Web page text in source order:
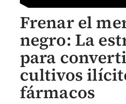
Frenar el
negro: La
para
cultivos
fármacos